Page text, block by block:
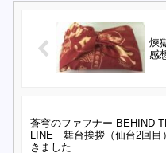
煉
感
蒼穹のファフナー BEHIND
LINE 舞台挨拶（仙台2回目
きました